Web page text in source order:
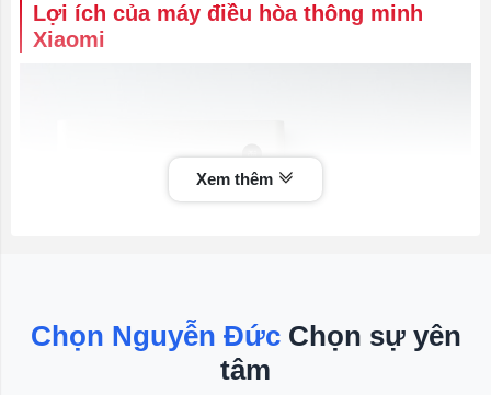
Lợi ích của máy điều hòa thông minh
Xiaomi
Xem thêm
Chọn Nguyễn Đức Chọn sự yên
tâm